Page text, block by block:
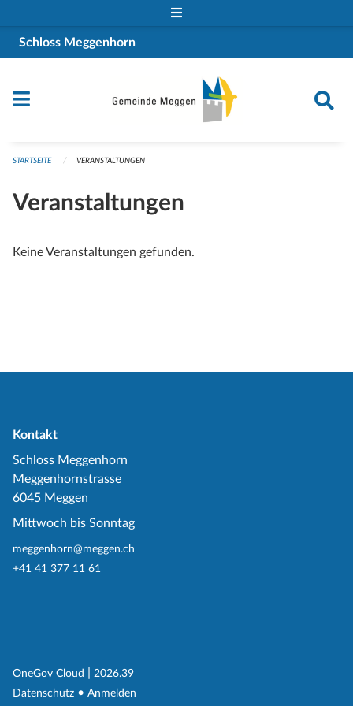
Schloss Meggenhorn
STARTSEITE VERANSTALTUNGEN
Veranstaltungen
Keine Veranstaltungen gefunden.
Kontakt
Schloss Meggenhorn
Meggenhornstrasse
6045 Meggen
Mittwoch bis Sonntag
meggenhorn@meggen.ch
+41 41 377 11 61
OneGov Cloud (External Link)
2026.39
Datenschutz (External Link)
Anmelden